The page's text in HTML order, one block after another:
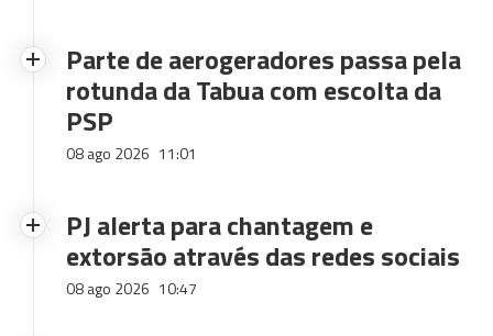
Parte de aerogeradores passa pela
rotunda da Tabua com escolta da
PSP
08 ago 2026 11:01
PJ alerta para chantagem e
extorsão através das redes sociais
08 ago 2026 10:47